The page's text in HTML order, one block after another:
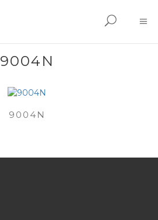
9004N
9004N